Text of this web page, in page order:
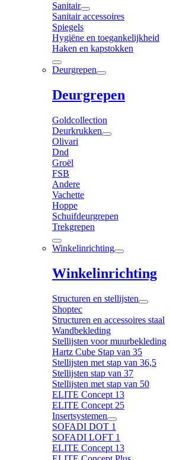
Sanitair
Sanitair accessoires
Spiegels
Hygiëne en toegankelijkheid
Haken en kapstokken
Deurgrepen
Deurgrepen
Goldcollection
Deurkrukken
Olivari
Dnd
Groël
FSB
Andere
Vachette
Hoppe
Schuifdeurgrepen
Trekgrepen
Winkelinrichting
Winkelinrichting
Structuren en stellijsten
Shoptec
Structuren en accessoires staal
Wandbekleding
Stellijsten voor muurbekleding
Hartz Cube Stap van 35
Stellijsten met stap van 36,5
Stellijsten stap van 37
Stellijsten met stap van 50
ELITE Concept 13
ELITE Concept 25
Insertsystemen
SOFADI DOT 1
SOFADI LOFT 1
ELITE Concept 13